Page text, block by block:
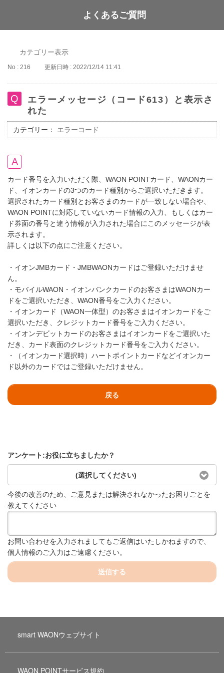
WAON POINT
よくあるご質問
カテゴリー表示
No : 216 更新日時 : 2022/12/14 11:41
エラーメッセージ（コード613）と表示さ
れた
カテゴリー： エラーコード
カード番号を入力いただく際、WAON POINTカード、WAONカー
ド、イオンカードの3つのカード種別からご選択いただきます。
選択されたカード種別とお客さまのカードが一致しない場合や、
WAON POINTに対応していないカード情報の入力、もしくはカー
ド券面の番号と違う情報が入力された場合にこのメッセージが表
示されます。
詳しくは以下の点にご注意ください。
・イオンJMBカード・JMBWAONカードはご登録いただけませ
ん。
・モバイルWAON・イオンバンクカードのお客さまはWAONカー
ドをご選択いただき、WAON番号をご入力ください。
・イオンカード（WAON一体型）のお客さまはイオンカードをご
選択いただき、クレジットカード番号をご入力ください。
・イオンデビットカードのお客さまはイオンカードをご選択いた
だき、カード表面のクレジットカード番号をご入力ください。
・（イオンカード選択時）ハートポイントカードなどイオンカー
ド以外のカードではご登録いただけません。
戻る
アンケート:お役に立ちましたか？
(選択してください)
今後の改善のため、ご意見または解決されなかったお困りごとを
教えてください
お問い合わせを入力されましてもご返信はいたしかねますので、
個人情報のご入力はご遠慮ください。
送信する
smart WAONウェブサイト
WAON POINTサービス規約